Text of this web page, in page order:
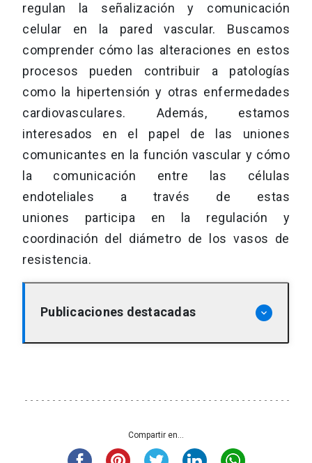
regulan la señalización y comunicación
celular en la pared vascular. Buscamos
comprender cómo las alteraciones en estos
procesos pueden contribuir a patologías
como la hipertensión y otras enfermedades
cardiovasculares. Además, estamos
interesados en el papel de las uniones
comunicantes en la función vascular y cómo
la comunicación entre las células
endoteliales a través de estas
uniones participa en la regulación y
coordinación del diámetro de los vasos de
resistencia.
Publicaciones destacadas keyboard_arrow_down
Redox Signaling, 11(2), 251-266.
Figueroa, X. F., Paul, D. L., Simon, A. M.,
Compartir en...